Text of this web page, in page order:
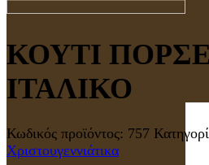
ΚΟΥΤΙ
ΙΤΑΛΙΚΟ
Κωδικός προϊόντος: 757
Χριστουγεννιάτικα